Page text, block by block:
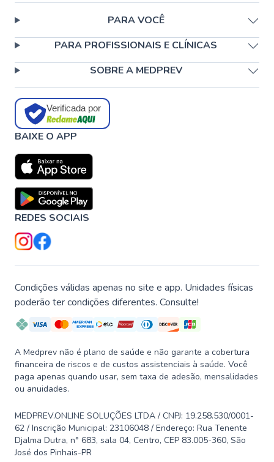
PARA VOCÊ
PARA PROFISSIONAIS E CLÍNICAS
SOBRE A MEDPREV
Verificada por
BAIXE O APP
REDES SOCIAIS
Condições válidas apenas no site e app. Unidades físicas
poderão ter condições diferentes. Consulte!
A Medprev não é plano de saúde e não garante a cobertura
financeira de riscos e de custos assistenciais à saúde. Você
paga apenas quando usar, sem taxa de adesão, mensalidades
ou anuidades.
MEDPREV.ONLINE SOLUÇÕES LTDA / CNPJ: 19.258.530/0001-
62 / Inscrição Municipal: 23106048 / Endereço: Rua Tenente
Djalma Dutra, n° 683, sala 04, Centro, CEP 83.005-360, São
José dos Pinhais-PR